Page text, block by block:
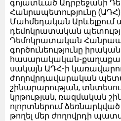
գոյատևած Ադրբեջանի
Հանրապետությունը (ԱԴՀ)
Մահմեդական
դեմոկրատական
Դեմոկրատական
գործունեությունը
հասարակական-
սակայն ԱԴՀ-ի
ժողովրդավարական
շինարարության,
կրթության, ռազմական
ոլորտներում ձեռնարկված
թողել մեր ժողովրդի